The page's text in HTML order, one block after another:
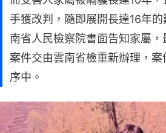
手獲改判，隨即展開長達16年
南省人民檢察院書面告知家屬
案件交由雲南省檢重新辦理，
序中。